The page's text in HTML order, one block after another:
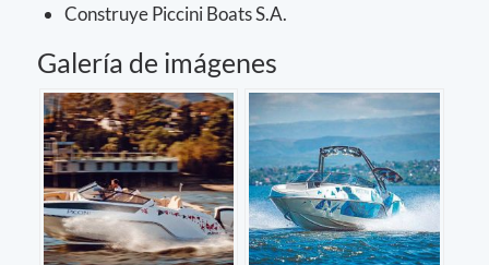
Construye Piccini Boats S.A.
Galería de imágenes